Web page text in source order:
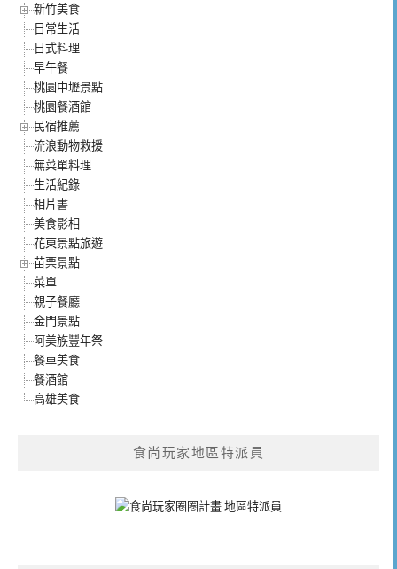
新竹美食
日常生活
日式料理
早午餐
桃園中壢景點
桃園餐酒館
民宿推薦
流浪動物救援
無菜單料理
生活紀錄
相片書
美食影相
花東景點旅遊
苗栗景點
菜單
親子餐廳
金門景點
阿美族豐年祭
餐車美食
餐酒館
高雄美食
食尚玩家地區特派員